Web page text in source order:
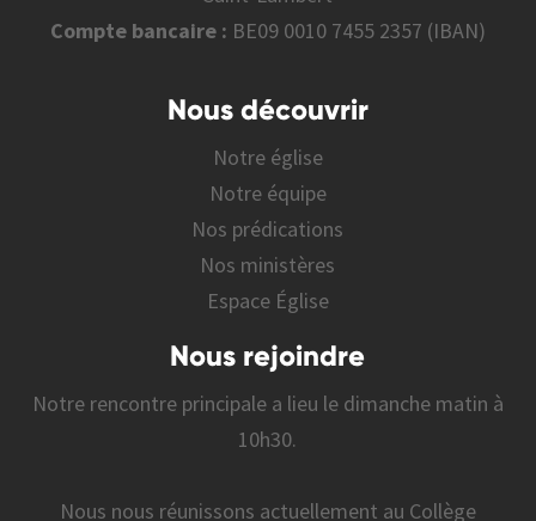
Compte bancaire : BE09 0010 7455 2357 (IBAN)
Nous découvrir
Notre église
Notre équipe
Nos prédications
Nos ministères
Espace Église
Nous rejoindre
Notre rencontre principale a lieu le dimanche matin à
10h30.
Nous nous réunissons actuellement au Collège